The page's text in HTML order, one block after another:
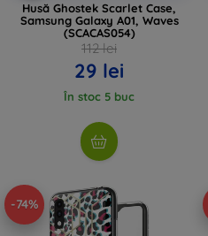
Husă Ghostek Scarlet Case,
Samsung Galaxy A01, Waves
(SCACAS054)
112 lei
29 lei
În stoc 5 buc
-74%